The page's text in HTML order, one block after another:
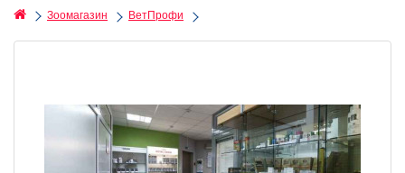
Зоомагазин ВетПрофи